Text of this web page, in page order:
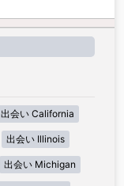
出会い California
出会い Illinois
出会い Michigan